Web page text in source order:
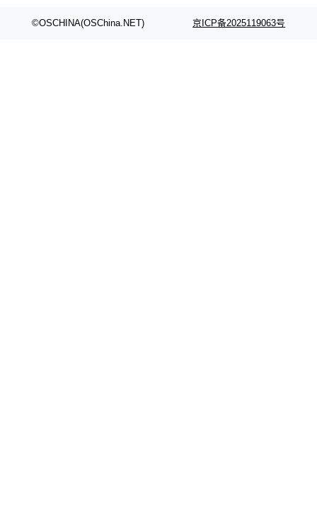
©OSCHINA(OSChina.NET) 京ICP备2025119063号